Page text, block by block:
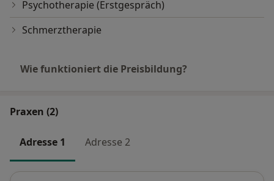
Psychotherapie (Erstgespräch)
Schmerztherapie
Wie funktioniert die Preisbildung?
Praxen (2)
Adresse 1 Adresse 2